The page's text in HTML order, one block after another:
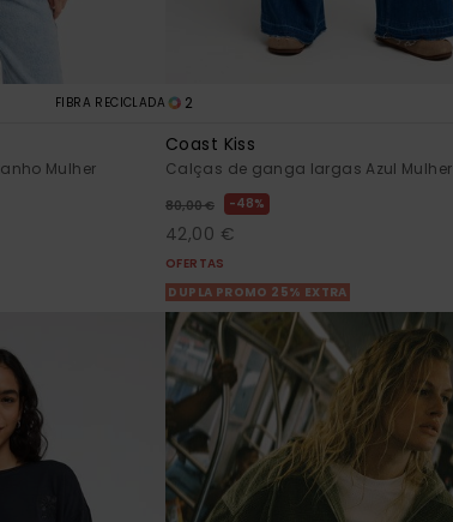
FIBRA RECICLADA
Mulher
2
Coast Kiss
Calças de ganga largas Azul Mulher
80,00 € 48%
42,00 €
OFERTAS
DUPLA PROMO 25% EXTRA